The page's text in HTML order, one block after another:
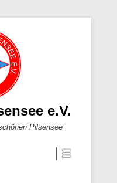
e.V.
Pilsensee